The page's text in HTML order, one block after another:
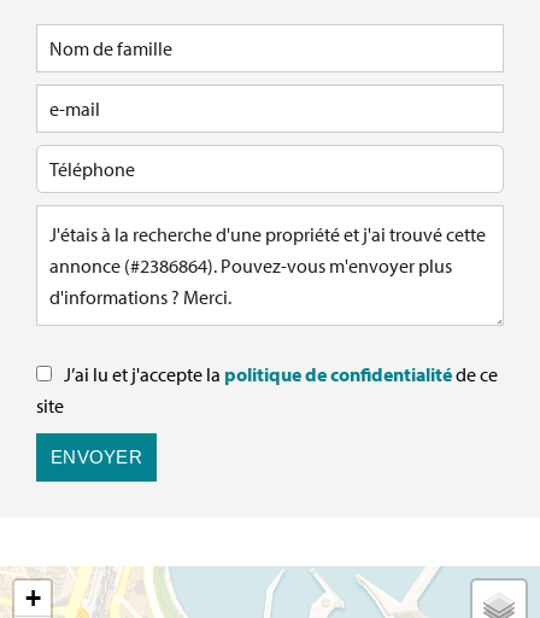
J’ai lu et j'accepte la politique de confidentialitéde ce
site
ENVOYER
+